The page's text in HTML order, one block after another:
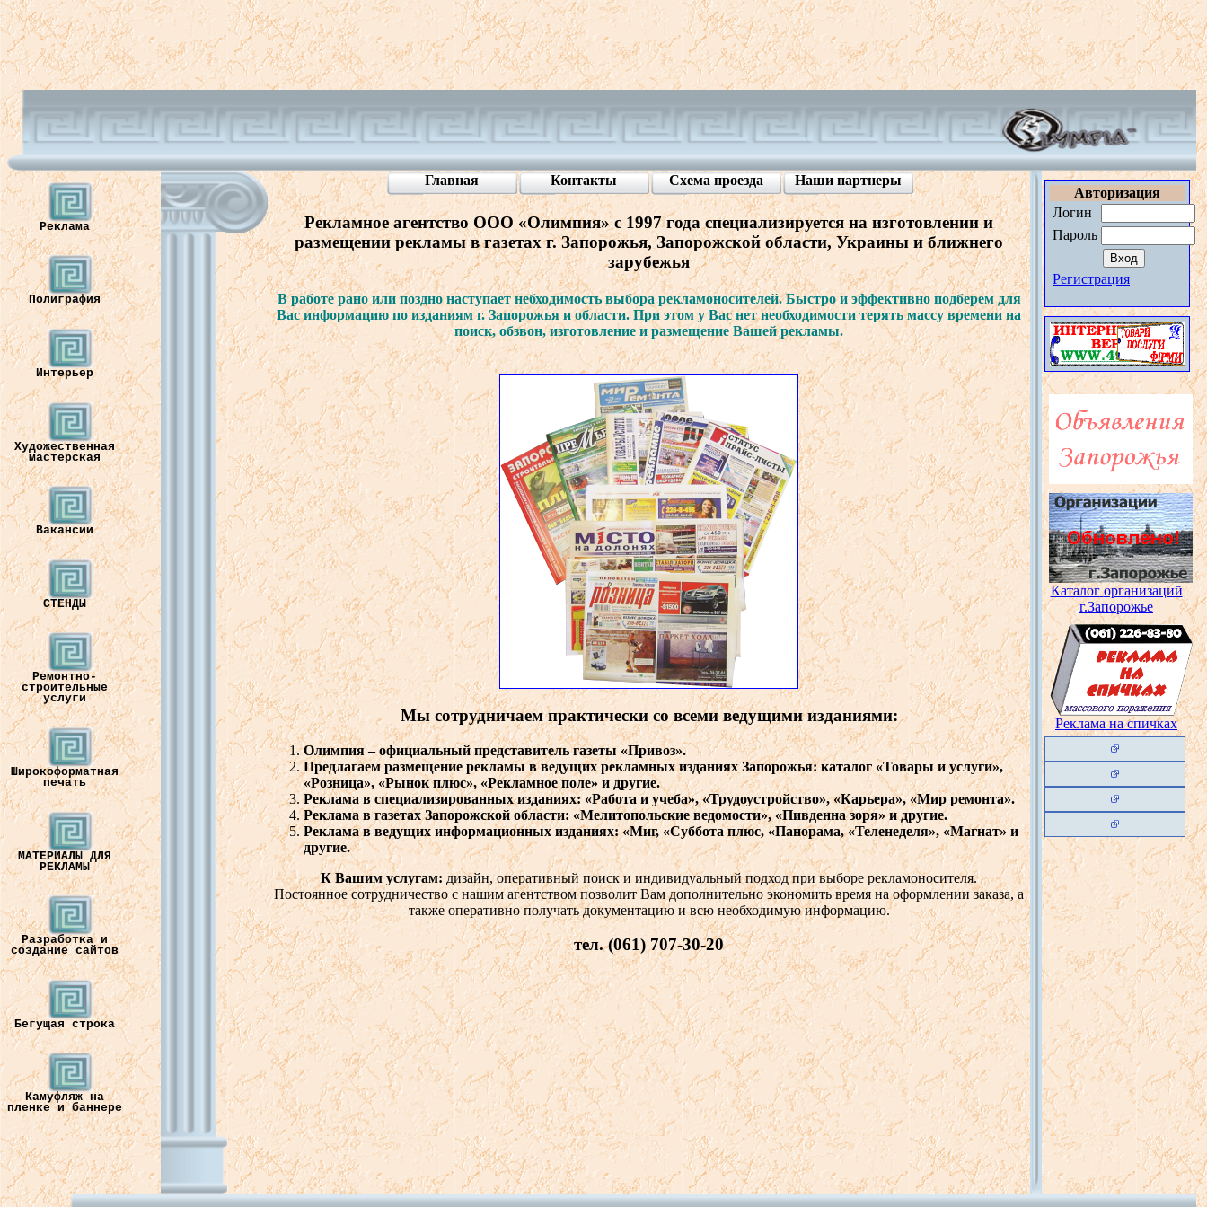
Реклама
Полиграфия
Интерьер
Художественная
мастерская
Вакансии
СТЕНДЫ
Ремонтно-
строительные
услуги
Широкоформатная
печать
МАТЕРИАЛЫ ДЛЯ
РЕКЛАМЫ
Разработка и
создание сайтов
Бегущая строка
Камуфляж на
пленке и баннере
Главная Контакты Схема проезда Наши партнеры
Рекламное агентство ООО «Олимпия» с 1997года специализируется на изготовлениии
размещении рекламывгазетахг.Запорожья,Запорожской области,Украиныиближнего
зарубежья
Вработе раноилипоздно наступает небходимостьвыбора рекламоносителей.Быстрои эффективно подберемдля
Вас информацию по изданиямг. Запорожья иобласти. При этому Васнетнеобходимости терять массу времени на
поиск, обзвон,изготовление и размещениеВашей рекламы.
Мы сотрудничаем практически со всемиведущими изданиями:
Олимпия–официальный представитель газеты«Привоз».
Предлагаем размещение рекламыв ведущих рекламных изданиях Запорожья:каталог«Товары иуслуги»,
«Розница», «Рынок плюс», «Рекламное поле» и другие.
Реклама вспециализированных изданиях: «Работа иучеба», «Трудоустройство», «Карьера», «Мир ремонта».
Рекламавгазетах Запорожской области: «Мелитопольскиеведомости», «Пивденна зоря» идругие.
Рекламав ведущих информационных изданиях: «Миг, «Суббота плюс, «Панорама, «Теленеделя», «Магнат» и
другие.
К Вашим услугам: дизайн,оперативный поиск и индивидуальный подходпри выборе рекламоносителя.
Постоянное сотрудничество снашим агентствомпозволитВам дополнительно экономитьвремя на оформлении заказа, а
также оперативно получать документациюи всю необходимую информацию.
тел. (061) 707-30-20
Авторизация
Логин
Пароль
Регистрация
Каталог организаций
г.Запорожье
Реклама на спичках